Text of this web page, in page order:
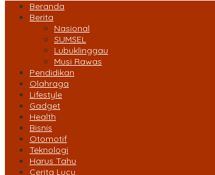
Beranda
Berita
Nasional
SUMSEL
Lubuklinggau
Musi Rawas
Pendidikan
Olahraga
Lifestyle
Gadget
Health
Bisnis
Otomotif
Teknologi
Harus Tahu
Cerita Lucu